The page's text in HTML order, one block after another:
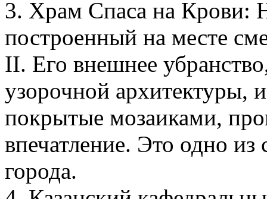
3. Храм Спаса на Крови:
построенный на месте
II. Его внешнее
узорочной архитектуры,
покрытые мозаиками,
впечатление. Это одно
города.